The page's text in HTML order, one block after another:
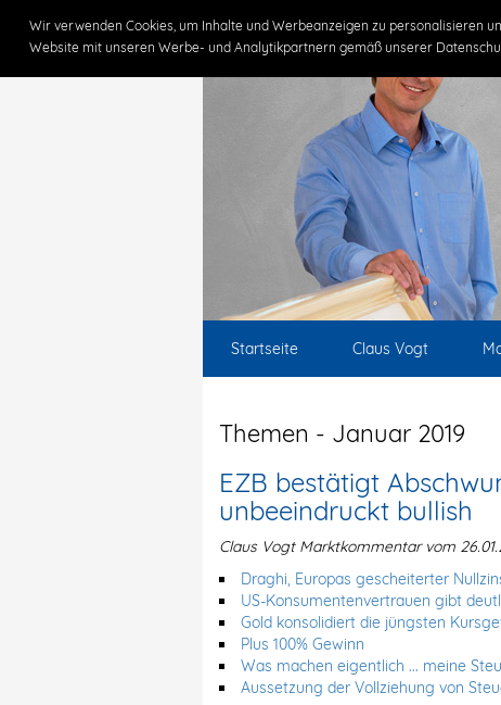
Wir verwenden Cookies, um Inhalte und Werbeanzeigen zu personalisieren
Website mit unseren Werbe- und Analytikpartnern gemäß unserer
Startseite Claus Vogt
Themen - Januar 2019
EZB bestätigt
unbeeindruckt bullish
Claus Vogt Marktkommentar vom
Draghi, Europas gescheiterter
US-Konsumentenvertrauen gibt
Gold konsolidiert die jüngsten
Plus 100% Gewinn
Was machen eigentlich ... meine
Aussetzung der Vollziehung von